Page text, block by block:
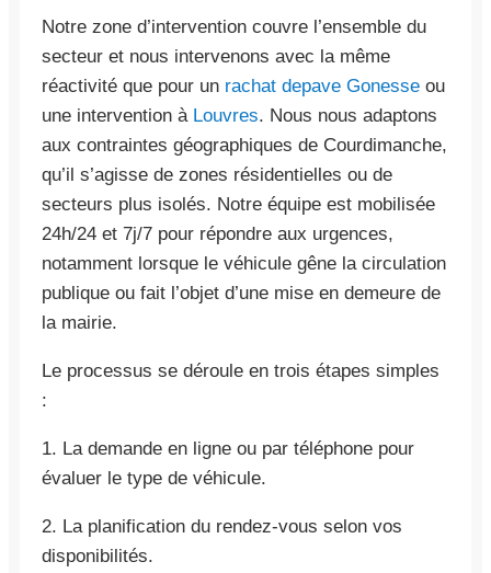
Notre zone d’intervention couvre l’ensemble du
secteur et nous intervenons avec la même
réactivité que pour un rachat depave Gonesse ou
une intervention à Louvres. Nous nous adaptons
aux contraintes géographiques de Courdimanche,
qu’il s’agisse de zones résidentielles ou de
secteurs plus isolés. Notre équipe est mobilisée
24h/24 et 7j/7 pour répondre aux urgences,
notamment lorsque le véhicule gêne la circulation
publique ou fait l’objet d’une mise en demeure de
la mairie.
Le processus se déroule en trois étapes simples
:
1. La demande en ligne ou par téléphone pour
évaluer le type de véhicule.
2. La planification du rendez-vous selon vos
disponibilités.